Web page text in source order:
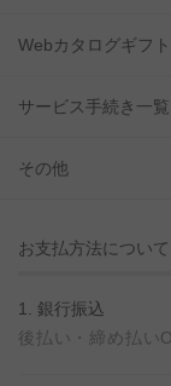
Webカタログギフ
サービス手続き一覧
その他
お支払方法について
1. 銀行振込
後払い・締め払い